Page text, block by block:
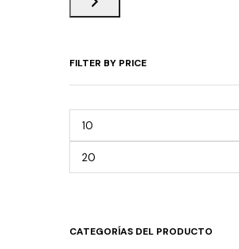
FILTER BY PRICE
CATEGORÍAS DEL PRODUCTO